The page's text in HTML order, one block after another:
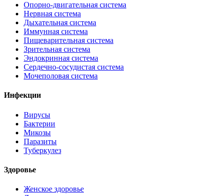
Опорно-двигательная система
Нервная система
Дыхательная система
Иммунная система
Пищеварительная система
Зрительная система
Эндокринная система
Сердечно-сосудистая система
Мочеполовая система
Инфекции
Вирусы
Бактерии
Микозы
Паразиты
Туберкулез
Здоровье
Женское здоровье